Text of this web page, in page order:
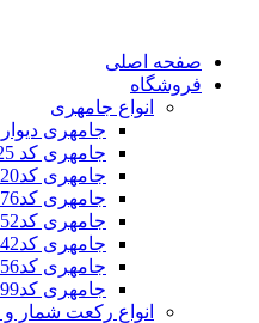
صفحه اصلی
فروشگاه
انواع جامهری
جامهری
جامهری کد 25
جامهری کد120
جامهری کد176
جامهری کد252
جامهری کد42
جامهری کد56
جامهری کد99
انواع رکعت شمار